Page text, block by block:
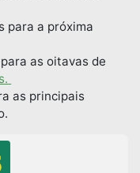
para a próxima
as oitavas de
as principais